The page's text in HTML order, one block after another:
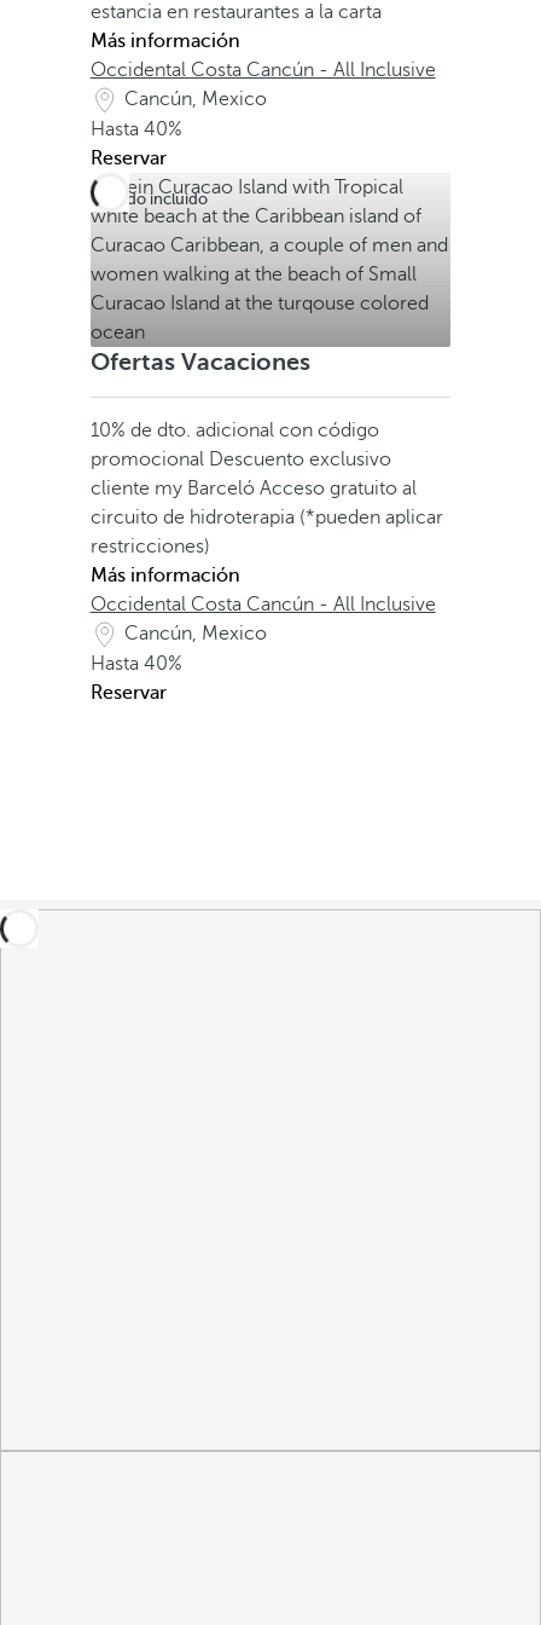
estancia en restaurantes a la carta
Más información
Occidental Costa Cancún - All Inclusive
Cancún, Mexico
Hasta 40%
Reservar
Todo incluido
Ofertas Vacaciones
10% de dto. adicional con código
promocional Descuento exclusivo
cliente my Barceló Acceso gratuito al
circuito de hidroterapia (*pueden aplicar
restricciones)
Más información
Occidental Costa Cancún - All Inclusive
Cancún, Mexico
Hasta 40%
Reservar